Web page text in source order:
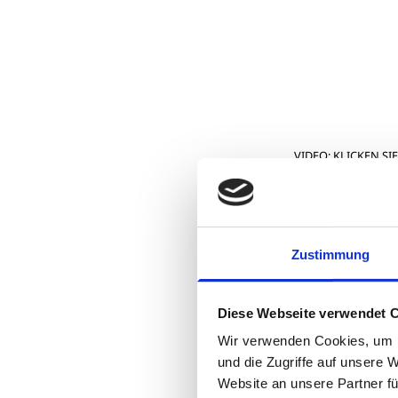
Zustimmung
Diese Webseite verwendet
Wir verwenden Cookies,
und die Zugriffe auf unsere
Website an unsere Partner
VIDEO: KLICKEN
Rotary
Balkon,
Projekte
Video plus
Environment
dann eine